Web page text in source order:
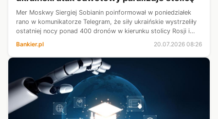
Mer Moskwy Siergiej Sobianin poinformował w poniedziałek
rano w komunikatorze Telegram, że siły ukraińskie wystrzeliły
ostatniej nocy ponad 400 dronów w kierunku stolicy Rosji i
bezzałogowców została z...
Bankier.pl 20.07.2026 08:26